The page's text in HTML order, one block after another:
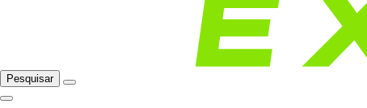
Pesquisar